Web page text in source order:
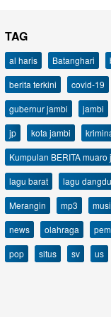
TAG
al haris Batanghari
berita terkini
covid-19
gubernur jambi
jambi
jp
kota jambi
Kumpulan BERITA muaro
lagu barat
lagu
Merangin
mp3
news
olahraga
pop
situs sv us